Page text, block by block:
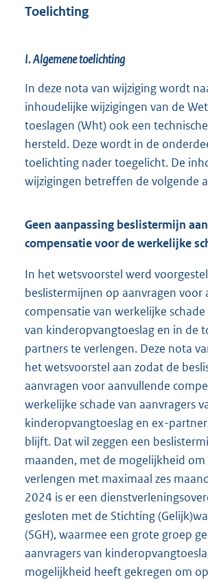
Toelichting
I. Algemene toelichting
In deze nota van wijziging wordt
inhoudelijke wijzigingen van de
toeslagen (Wht) ook een
hersteld. Deze wordt in de
toelichting nader toegelicht. De
wijzigingen betreffen de volgende
Geen aanpassing beslistermijn
compensatie voor de werkelijke
In het wetsvoorstel werd
beslistermijnen op aanvragen voor
compensatie van werkelijke
van kinderopvangtoeslag en in de
partners te verlengen. Deze nota
het wetsvoorstel aan zodat de
aanvragen voor aanvullende
werkelijke schade van aanvragers
kinderopvangtoeslag en ex-
blijft. Dat wil zeggen een
maanden, met de mogelijkheid om
verlengen met maximaal zes
2024 is er een
gesloten met de Stichting
(SGH), waarmee een grote groep
aanvragers van
mogelijkheid heeft gekregen om